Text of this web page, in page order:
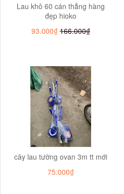
Lau khô 60 cán thẳng hàng
đẹp hioko
93.000₫ 166.000₫
cây lau tường ovan 3m tt mới
75.000₫